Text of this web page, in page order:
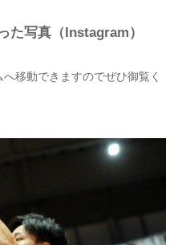
た写真（Instagram）
移動できますのでぜひ御覧く